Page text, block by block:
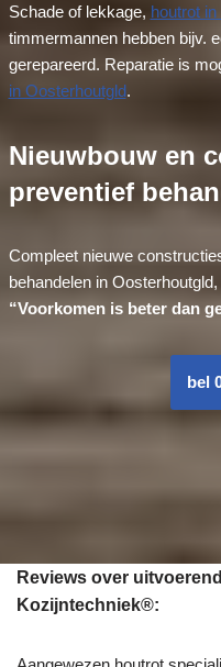
Schade of lekkage, houtrot
timmermannen hebben bijv.
gerepareerd. Reparatie is
in Oosterhoutgld.
Nieuwbouw en
preventief
Compleet nieuwe
behandelen in
“Voorkomen is beter dan
bel
Reviews over
Kozijntechniek®: